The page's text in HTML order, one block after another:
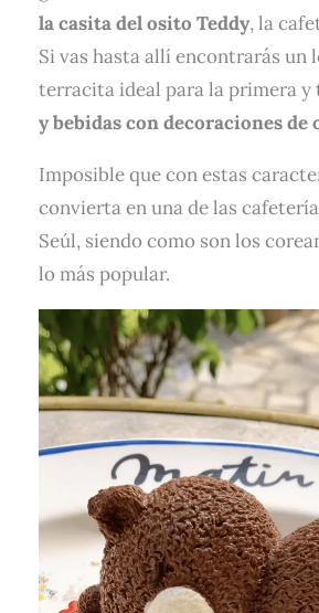
la casita del osito Teddy, la
Si vas hasta allí encontrarás un
terracita ideal para la primera y
y bebidas con decoraciones de
Imposible que con estas
convierta en una de las
Seúl, siendo como son los
lo más popular.